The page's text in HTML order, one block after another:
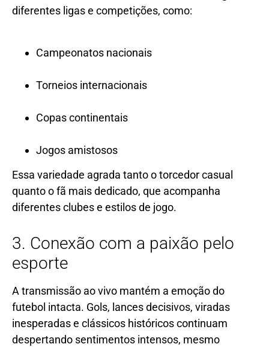
diferentes ligas e competições, como:
Campeonatos nacionais
Torneios internacionais
Copas continentais
Jogos amistosos
Essa variedade agrada tanto o torcedor casual
quanto o fã mais dedicado, que acompanha
diferentes clubes e estilos de jogo.
3. Conexão com a paixão pelo
esporte
A transmissão ao vivo mantém a emoção do
futebol intacta. Gols, lances decisivos, viradas
inesperadas e clássicos históricos continuam
despertando sentimentos intensos, mesmo